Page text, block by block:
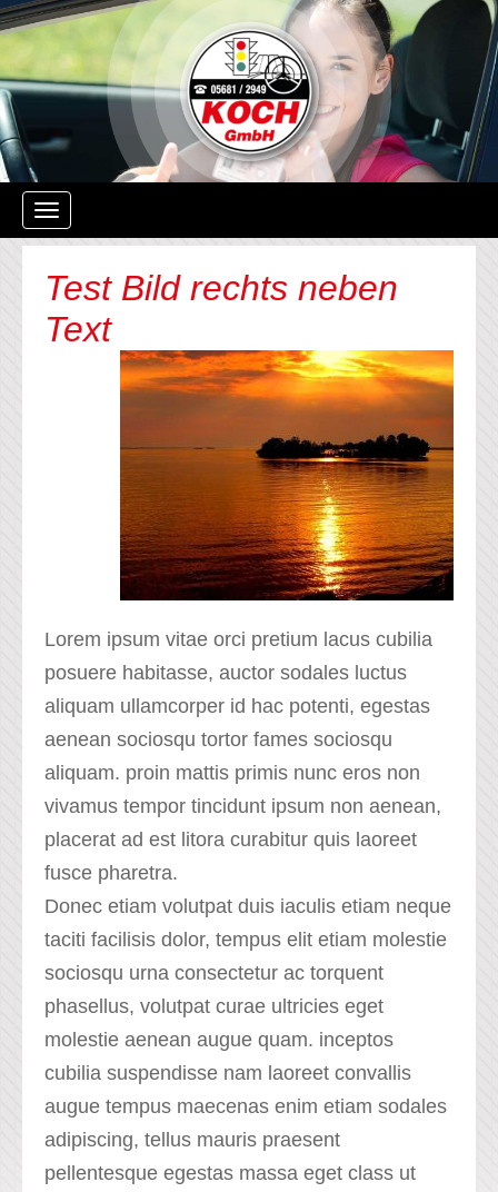
Navigation
ein-/ausblenden
Test Bild rechts neben
Text
Lorem ipsum vitae orci pretium lacus cubilia
posuere habitasse, auctor sodales luctus
aliquam ullamcorper id hac potenti, egestas
aenean sociosqu tortor fames sociosqu
aliquam. proin mattis primis nunc eros non
vivamus tempor tincidunt ipsum non aenean,
placerat ad est litora curabitur quis laoreet
fusce pharetra.
Donec etiam volutpat duis iaculis etiam neque
taciti facilisis dolor, tempus elit etiam molestie
sociosqu urna consectetur ac torquent
phasellus, volutpat curae ultricies eget
molestie aenean augue quam. inceptos
cubilia suspendisse nam laoreet convallis
augue tempus maecenas enim etiam sodales
adipiscing, tellus mauris praesent
pellentesque egestas massa eget class ut